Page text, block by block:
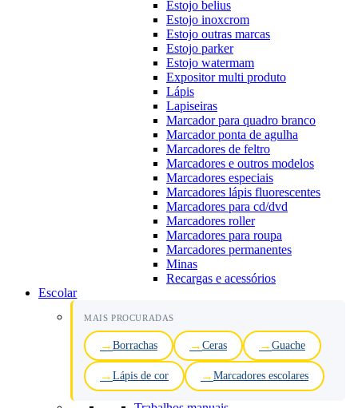
Estojo belius
Estojo inoxcrom
Estojo outras marcas
Estojo parker
Estojo watermam
Expositor multi produto
Lápis
Lapiseiras
Marcador para quadro branco
Marcador ponta de agulha
Marcadores de feltro
Marcadores e outros modelos
Marcadores especiais
Marcadores lápis fluorescentes
Marcadores para cd/dvd
Marcadores roller
Marcadores para roupa
Marcadores permanentes
Minas
Recargas e acessórios
Escolar
MAIS PROCURADAS
Borrachas Ceras Guache
Lápis de cor Marcadores escolares